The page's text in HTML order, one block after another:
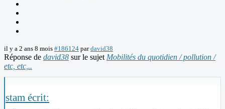
il y a 2 ans 8 mois #186124 pardavid38
Réponse de david38 sur le sujet Mobilités du quotidien / pollution /
etc, etc,..
stam écrit: